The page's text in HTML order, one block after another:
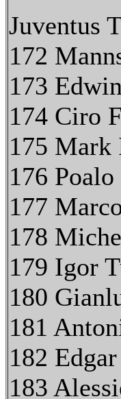
Juventus
172
173
174 Ciro
175 Mark
176
177
178
179 Igor
180
181
182
183